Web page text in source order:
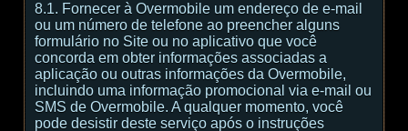
8.1. Fornecer à Overmobile um endereço de e-mail
ou um número de telefone ao preencher alguns
formulário no Site ou no aplicativo que você
concorda em obter informações associadas a
aplicação ou outras informações da Overmobile,
incluindo uma informação promocional via e-mail ou
SMS de Overmobile. A qualquer momento, você
pode desistir deste serviço após o instruções